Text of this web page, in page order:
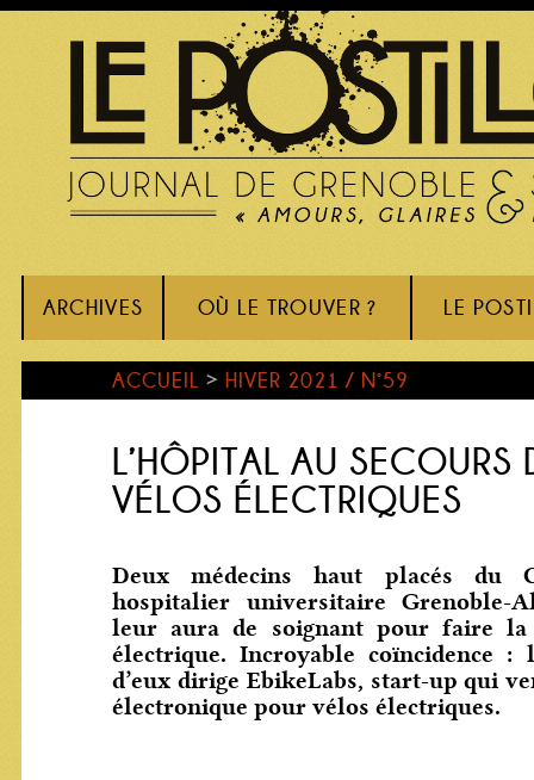
ARCHIVES OÙ LE TROUVER ? LE
ACCUEIL > HIVER 2021 / N°59
L’HÔPITAL AU SECOURS
VÉLOS ÉLECTRIQUES
Deux médecins haut placés du
hospitalier universitaire Grenoble-
leur aura de soignant pour faire la
électrique. Incroyable coïncidence
d’eux dirige EbikeLabs, start-up qui
électronique pour vélos électriques.